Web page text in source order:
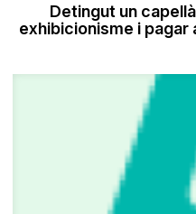
Detingut un
exhibicionisme i pagar